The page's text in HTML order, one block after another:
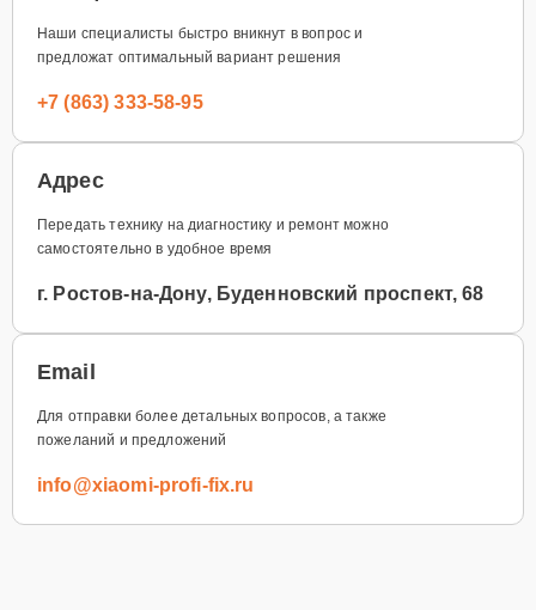
Наши специалисты быстро вникнут в вопрос и
предложат оптимальный вариант решения
+7 (863) 333-58-95
Адрес
Передать технику на диагностику и ремонт можно
самостоятельно в удобное время
г. Ростов-на-Дону, Буденновский проспект, 68
Email
Для отправки более детальных вопросов, а также
пожеланий и предложений
info@xiaomi-profi-fix.ru